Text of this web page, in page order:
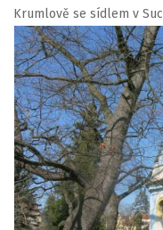
Krumlově se sídlem v